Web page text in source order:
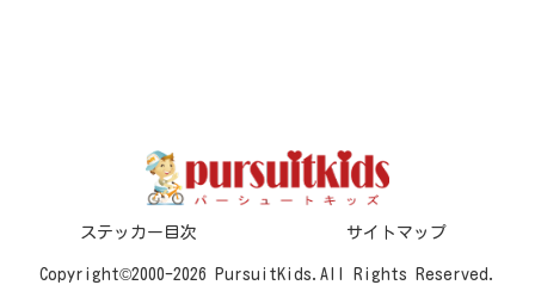
ステッカー目次 サイトマップ
Copyright©2000-2026 PursuitKids.All Rights Reserved.